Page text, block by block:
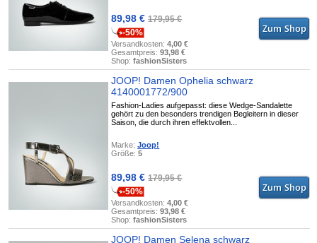
89,98 €179,95 €
-50%
Versandkosten:4,00 €
Gesamtpreis:93,98 €
Shop:fashionSisters
JOOP! Damen Ophelia schwarz
4140001772/900
Fashion-Ladies aufgepasst: diese Wedge-Sandalette
gehört zu den besonders trendigen Begleitern in dieser
Saison, die durch ihren effektvollen...
Marke:Joop!
Größe:5
89,98 €179,95 €
-50%
Versandkosten:4,00 €
Gesamtpreis:93,98 €
Shop:fashionSisters
JOOP! Damen Selena schwarz